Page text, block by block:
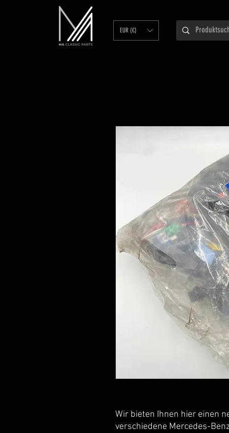
EUR (€)
Wir bieten Ihnen hier einen
verschiedene Mercedes-